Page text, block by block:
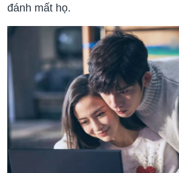
đánh mất họ.